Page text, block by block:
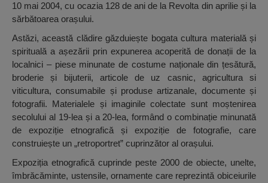
10 mai 2004, cu ocazia 128 de ani de la Revolta din aprilie și la
sărbătoarea orașului.
Astăzi, această clădire găzduiește bogata cultura materială și
spirituală a așezării prin expunerea acoperită de donații de la
localnici – piese minunate de costume naționale din țesătură,
broderie și bijuterii, articole de uz casnic, agricultura si
viticultura, consumabile și produse artizanale, documente și
fotografii. Materialele și imaginile colectate sunt moștenirea
secolului al 19-lea și a 20-lea, formând o combinație minunată
de expoziție etnografică și expoziție de fotografie, care
construiește un „retroportret” cuprinzător al orașului.
Expoziția etnografică cuprinde peste 2000 de obiecte, unelte,
îmbrăcăminte, ustensile, ornamente care reprezintă obiceiurile